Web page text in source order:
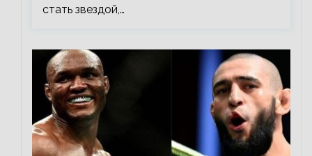
стать звездой,…